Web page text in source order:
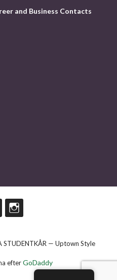
and Business Contacts
— Uptown Style
efterGoDaddy